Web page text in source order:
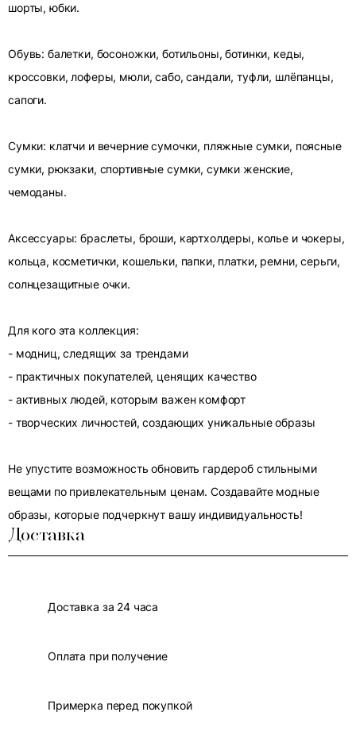
шорты, юбки.
Обувь: балетки, босоножки, ботильоны, ботинки, кеды,
кроссовки, лоферы, мюли, сабо, сандали, туфли, шлёпанцы,
сапоги.
Сумки: клатчи и вечерние сумочки, пляжные сумки, поясные
сумки, рюкзаки, спортивные сумки, сумки женские,
чемоданы.
Аксессуары: браслеты, броши, картхолдеры, колье и чокеры,
кольца, косметички, кошельки, папки, платки, ремни, серьги,
солнцезащитные очки.
Для кого эта коллекция:
- модниц, следящих за трендами
- практичных покупателей, ценящих качество
- активных людей, которым важен комфорт
- творческих личностей, создающих уникальные образы
Не упустите возможность обновить гардероб стильными
вещами по привлекательным ценам. Создавайте модные
образы, которые подчеркнут вашу индивидуальность!
Доставка
Доставка за 24 часа
Оплата при получение
Примерка перед покупкой